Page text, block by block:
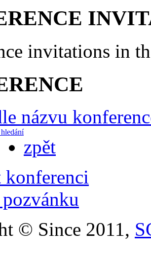
invitations in
názvu
zpět
konferenci
© Since 2011,